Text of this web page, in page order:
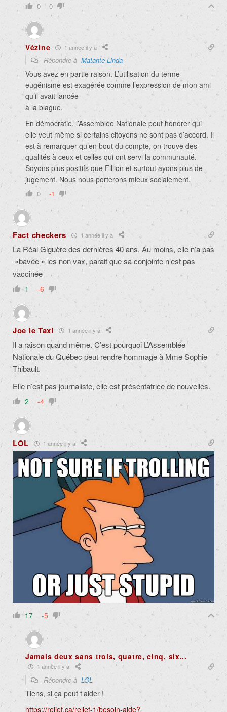
0 0
Vézine 1 année il y a
Répondre à Matante Linda
Vous avez en partie raison. L’utilisation du terme
eugénisme est exagérée comme l’expression de mon ami
qu’il avait lancée
à la blague.
En démocratie, l’Assemblée Nationale peut honorer qui
elle veut même si certains citoyens ne sont pas d’accord. Il
est à remarquer qu’en bout du compte, on trouve des
qualités à ceux et celles qui ont servi la communauté.
Soyons plus positifs que Fillion et surtout ayons plus de
jugement. Nous nous porterons mieux socialement.
0 -1
Fact checkers 1 année il y a
La Réal Giguère des dernières 40 ans. Au moins, elle n’a pas
»bavée » les non vax, parait que sa conjointe n’est pas
vaccinée
1 -6
Joe le Taxi 1 année il y a
Il a raison quand même. C’est pourquoi L’Assemblée
Nationale du Québec peut rendre hommage à Mme Sophie
Thibault.
Elle n’est pas journaliste, elle est présentatrice de nouvelles.
2 -4
LOL 1 année il y a
17 -5
Jamais deux sans trois, quatre, cinq, six...
1 année il y a
Répondre à LOL
Tiens, si ça peut t’aider !
https://relief.ca/relief-1/besoin-aide?